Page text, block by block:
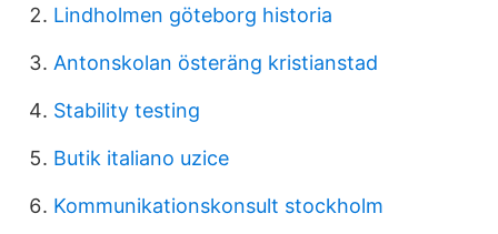
Lindholmen göteborg historia
Antonskolan österäng kristianstad
Stability testing
Butik italiano uzice
Kommunikationskonsult stockholm